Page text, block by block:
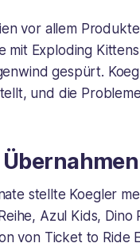
vor allem
mit Exploding
gespürt.
und die
stellte Koegler
Azul Kids,
von Ticket to Ride